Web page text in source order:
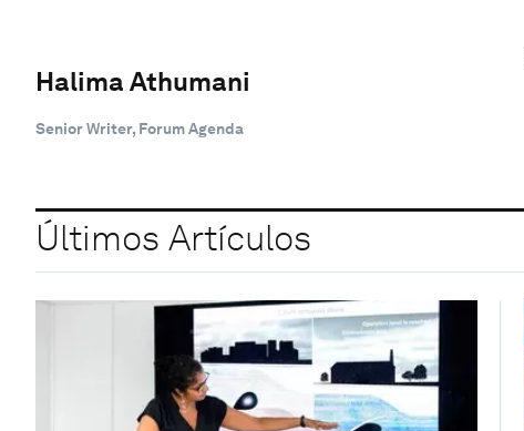
Halima Athumani
Senior Writer, Forum Agenda
Últimos Artículos